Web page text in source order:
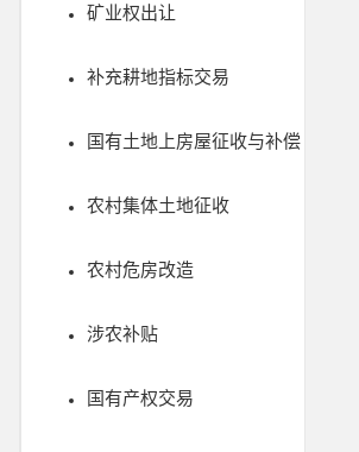
矿业权出让
补充耕地指标交易
国有土地上房屋征收与补偿
农村集体土地征收
农村危房改造
涉农补贴
国有产权交易